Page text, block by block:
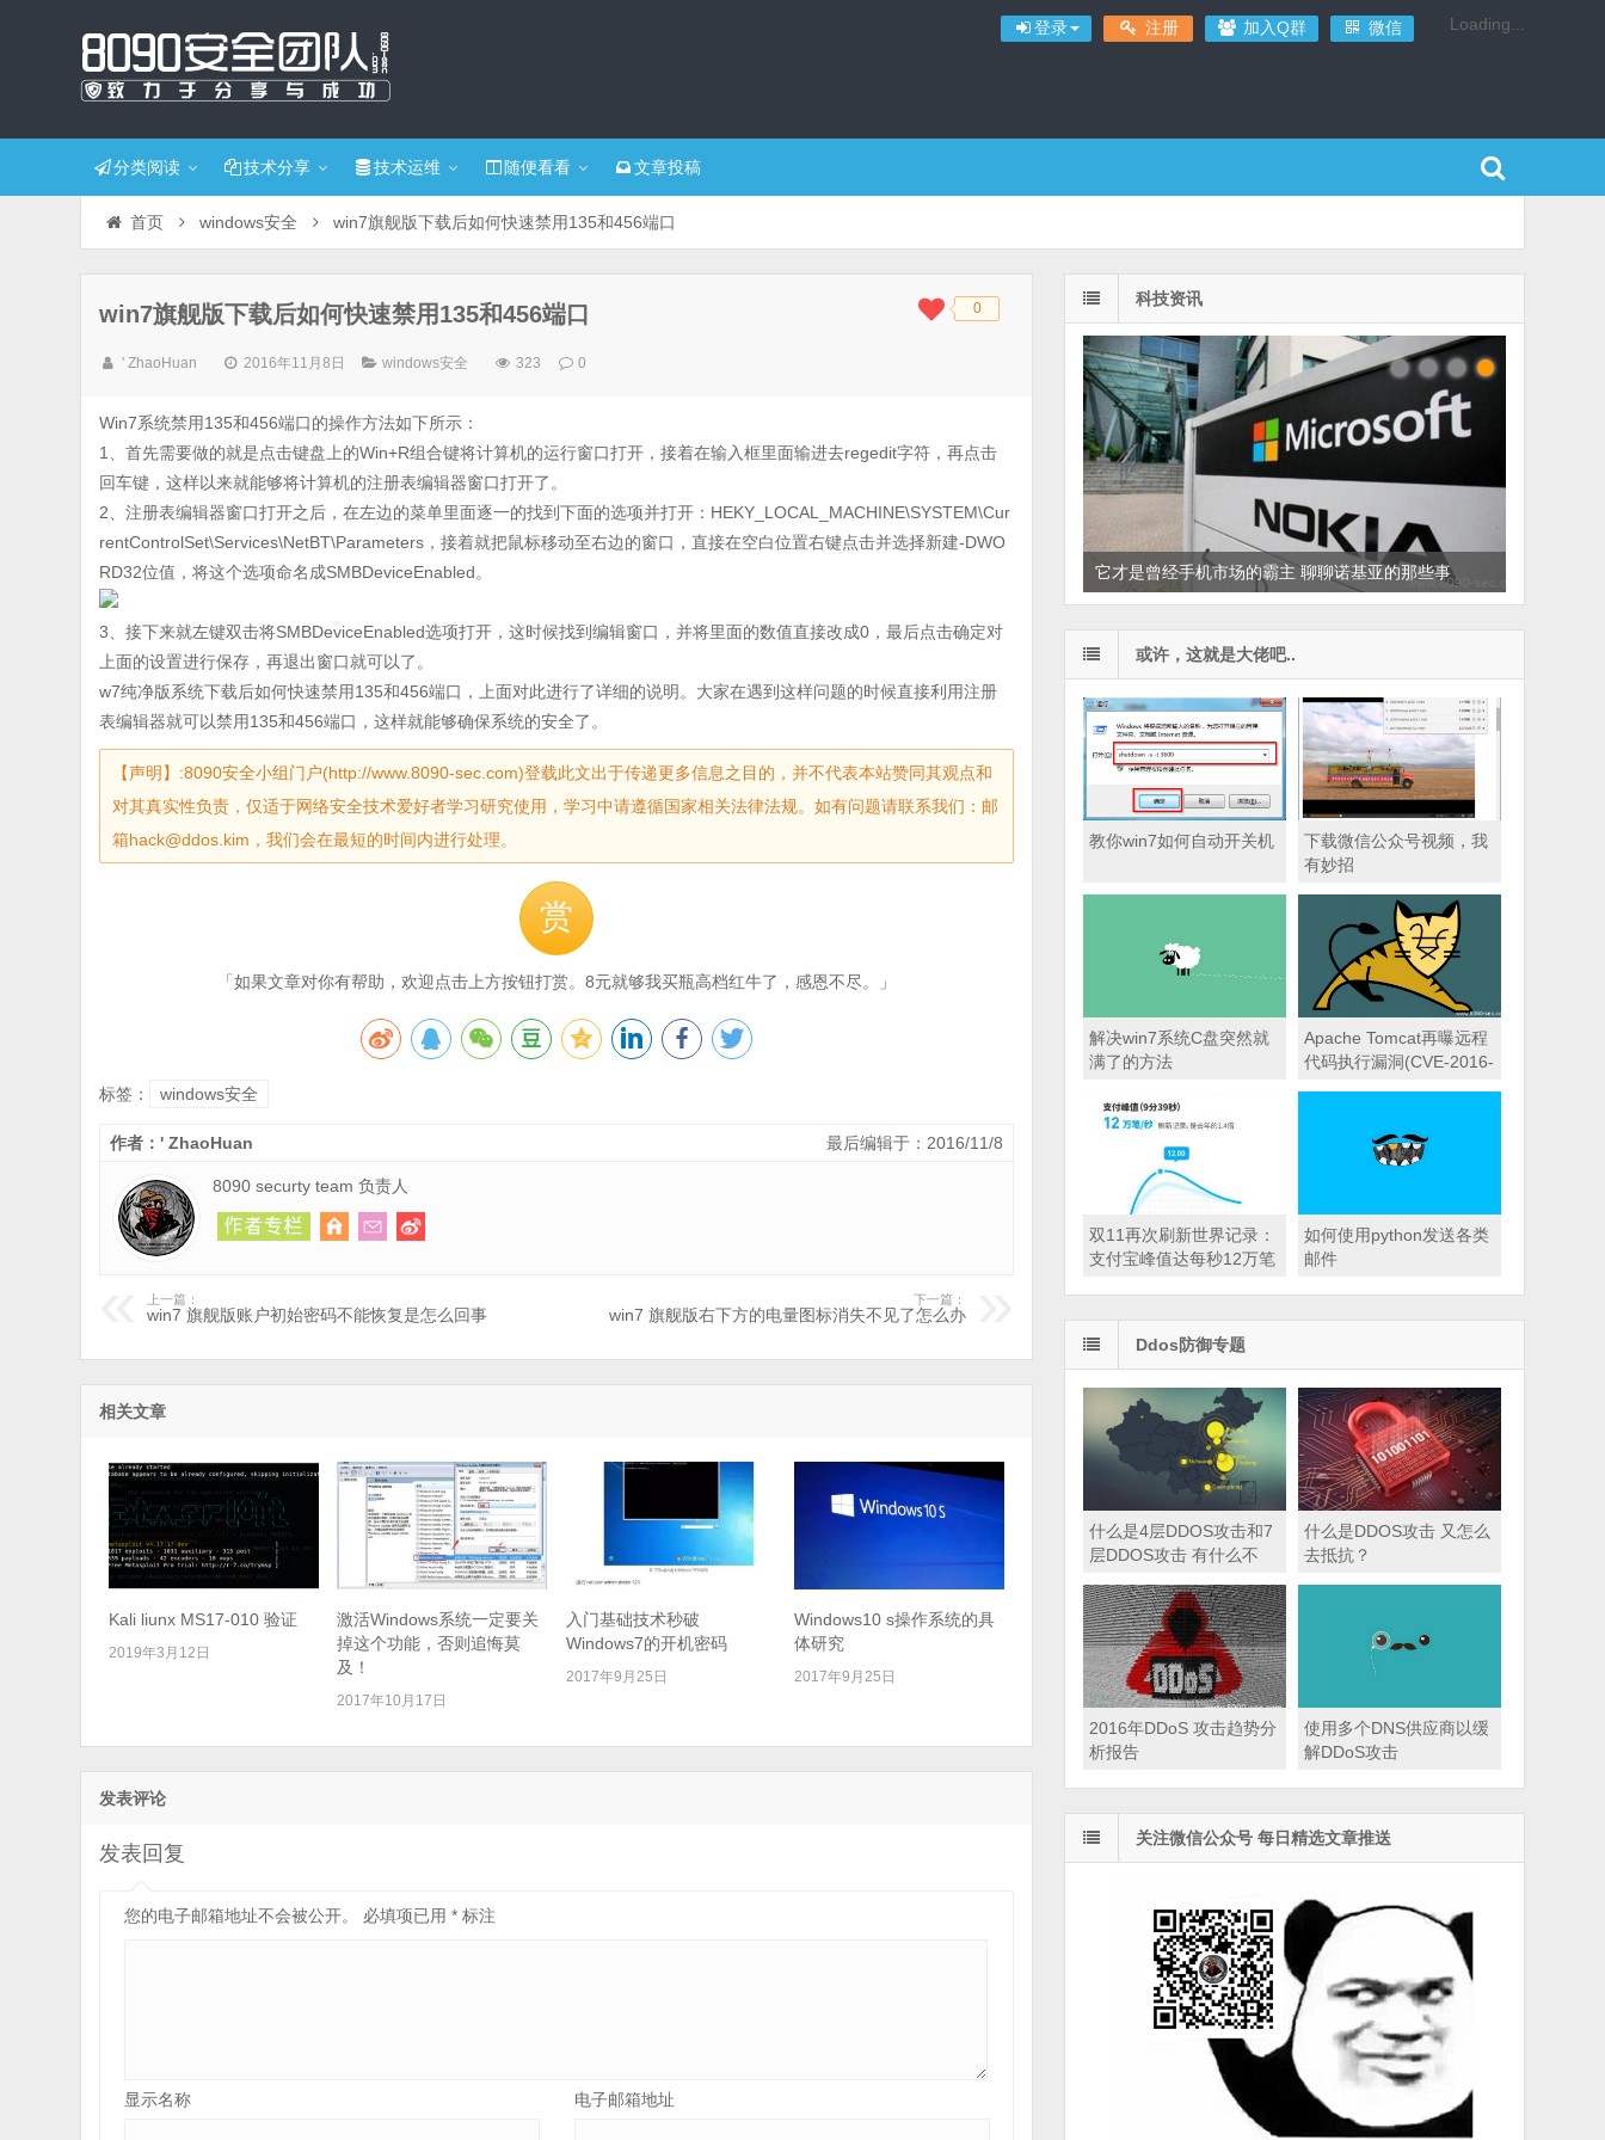
登录 注册 加入Q群 微信 Loading...
分类阅读 技术分享 技术运维 随便看看 文章投稿
首页 windows安全 win7旗舰版下载后如何快速禁用135和456端口
◆◆ 0
win7旗舰版下载后如何快速禁用135和456端口
' ZhaoHuan 2016年11月8日 windows安全 323 0
Win7系统禁用135和456端口的操作方法如下所示：
1、首先需要做的就是点击键盘上的Win+R组合键将计算机的运行窗口打开，接着在输入框里面输进去regedit字符，再点击
回车键，这样以来就能够将计算机的注册表编辑器窗口打开了。
2、注册表编辑器窗口打开之后，在左边的菜单里面逐一的找到下面的选项并打开：HEKY_LOCAL_MACHINE\SYSTEM\Cur
rentControlSet\Services\NetBT\Parameters，接着就把鼠标移动至右边的窗口，直接在空白位置右键点击并选择新建-DWO
RD32位值，将这个选项命名成SMBDeviceEnabled。
3、接下来就左键双击将SMBDeviceEnabled选项打开，这时候找到编辑窗口，并将里面的数值直接改成0，最后点击确定对
上面的设置进行保存，再退出窗口就可以了。
w7纯净版系统下载后如何快速禁用135和456端口，上面对此进行了详细的说明。大家在遇到这样问题的时候直接利用注册
表编辑器就可以禁用135和456端口，这样就能够确保系统的安全了。
【声明】:8090安全小组门户(http://www.8090-sec.com)登载此文出于传递更多信息之目的，并不代表本站赞同其观点和
对其真实性负责，仅适于网络安全技术爱好者学习研究使用，学习中请遵循国家相关法律法规。如有问题请联系我们：邮
箱hack@ddos.kim，我们会在最短的时间内进行处理。
赏
「如果文章对你有帮助，欢迎点击上方按钮打赏。8元就够我买瓶高档红牛了，感恩不尽。」
标签： windows安全
最后编辑于：2016/11/8
作者：' ZhaoHuan
8090 securty team 负责人
上一篇：
win7 旗舰版账户初始密码不能恢复是怎么回事
下一篇：
win7 旗舰版右下方的电量图标消失不见了怎么办
相关文章
Kali liunx MS17-010 验证
2019年3月12日
激活Windows系统一定要关
掉这个功能，否则追悔莫
及！
2017年10月17日
入门基础技术秒破
Windows7的开机密码
2017年9月25日
Windows10 s操作系统的具
体研究
2017年9月25日
发表评论
发表回复
您的电子邮箱地址不会被公开。 必填项已用* 标注
显示名称 电子邮箱地址
科技资讯
它才是曾经手机市场的霸主 聊聊诺基亚的那些事
或许，这就是大佬吧..
教你win7如何自动开关机
下载微信公众号视频，我
有妙招
解决win7系统C盘突然就
满了的方法
Apache Tomcat再曝远程
代码执行漏洞(CVE-2016-
双11再次刷新世界记录：
支付宝峰值达每秒12万笔
如何使用python发送各类
邮件
Ddos防御专题
什么是4层DDOS攻击和7
层DDOS攻击 有什么不
什么是DDOS攻击 又怎么
去抵抗？
2016年DDoS 攻击趋势分
析报告
使用多个DNS供应商以缓
解DDoS攻击
关注微信公众号 每日精选文章推送